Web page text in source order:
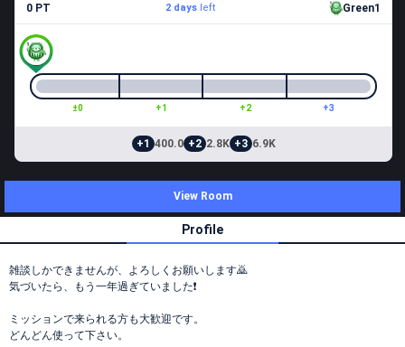
0 PT 2 daysleft Green1
±0 +1 +2 +3
+1 400.0 +2 2.8K +3 6.9K
View Room
Profile
雑談しかできませんが、よろしくお願いします🙇
気づいたら、もう一年過ぎていました❗️
ミッションで来られる方も大歓迎です。
どんどん使って下さい。